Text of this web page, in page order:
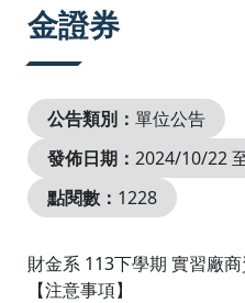
金證券
公告類別： 單位公告
發佈日期： 2024/10/22
點閱數： 1228
財金系 113下學期 實習廠商
【注意事項】